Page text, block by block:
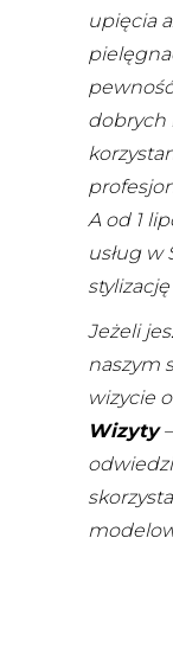
upięcia
dobrych
A od 1
usług w
Jeżeli
naszym
wizycie
Wizyty